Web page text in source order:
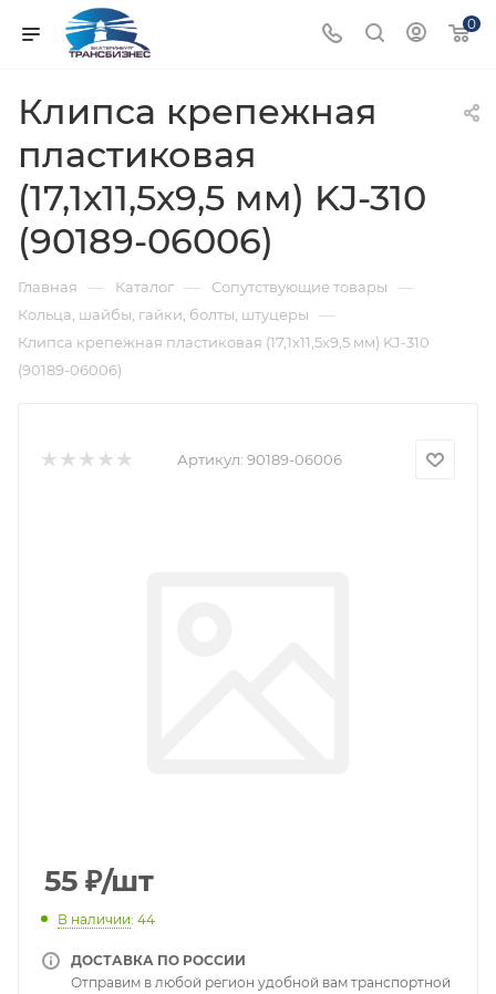
0
Клипса крепежная
пластиковая
(17,1х11,5х9,5 мм) KJ-310
(90189-06006)
Главная — Каталог — Сопутствующие товары —
Кольца, шайбы, гайки, болты, штуцеры —
Клипса крепежная пластиковая (17,1х11,5х9,5 мм) KJ-310
(90189-06006)
Артикул: 90189-06006
55 ₽/шт
В наличии: 44
ДОСТАВКА ПО РОССИИ
Отправим в любой регион удобной вам транспортной